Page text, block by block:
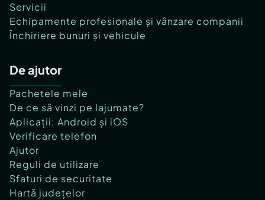
Servicii
Echipamente profesionale și vânzare companii
Închiriere bunuri și vehicule
De ajutor
Pachetele mele
De ce să vinzi pe lajumate?
Aplicații: Android și iOS
Verificare telefon
Ajutor
Reguli de utilizare
Sfaturi de securitate
Hartă județelor